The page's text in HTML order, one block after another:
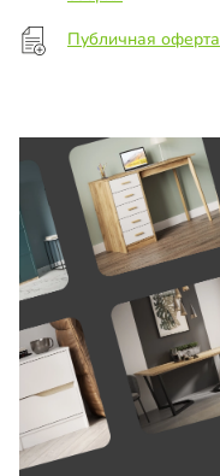
Публичная оферта